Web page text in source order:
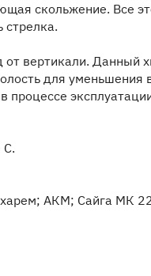
скольжение. Все
стрелка.
от вертикали. Данный
для уменьшения
процессе
С.
АКМ; Сайга МК